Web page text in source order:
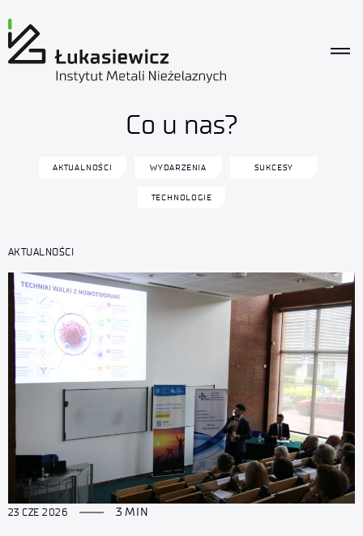
Co u nas?
AKTUALNOŚCI WYDARZENIA SUKCESY
TECHNOLOGIE
AKTUALNOŚCI
23 CZE 2026 3 MIN